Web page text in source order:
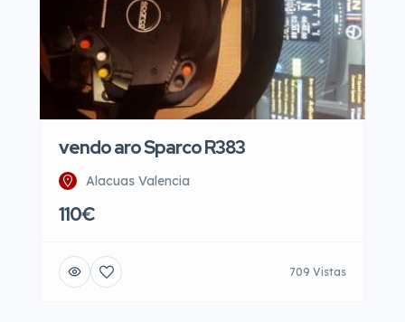
vendo aro Sparco R383
Alacuas Valencia
110€
709 Vistas